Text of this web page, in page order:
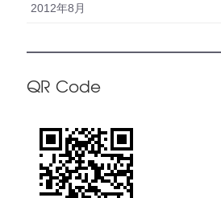
2012年8月
QR Code